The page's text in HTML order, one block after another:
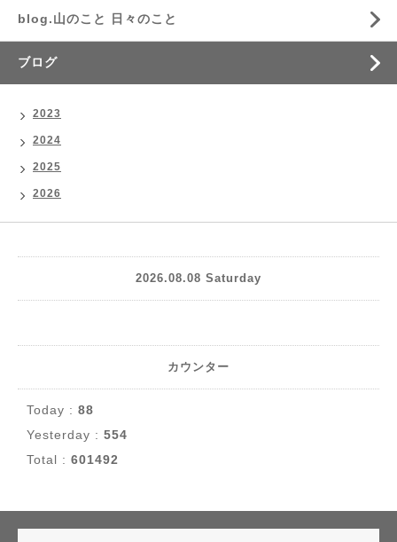
blog.山のこと 日々のこと
ブログ
2023
2024
2025
2026
2026.08.08 Saturday
カウンター
Today : 88
Yesterday : 554
Total : 601492